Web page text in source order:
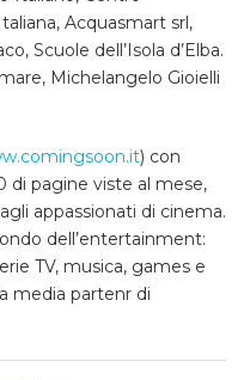
Acquasmart srl,
Scuole dell’Isola d’Elba.
Michelangelo Gioielli
) con
pagine viste al mese,
appassionati di cinema.
dell’entertainment:
TV, musica, games e
media partenr di